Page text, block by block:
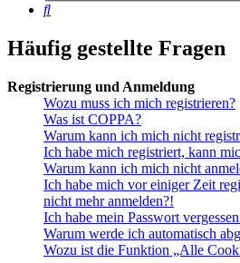
Suche
Häufig gestellte Fragen
Registrierung und Anmeldung
Wozu muss ich mich registrieren?
Was ist COPPA?
Warum kann ich mich nicht
Ich habe mich registriert, kann
Warum kann ich mich nicht
Ich habe mich vor einiger Zeit
nicht mehr anmelden?!
Ich habe mein Passwort
Warum werde ich automatisch
Wozu ist die Funktion „Alle